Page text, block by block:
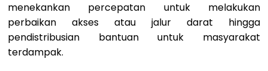
menekankan percepatan untuk melakukan
perbaikan akses atau jalur darat hingga
pendistribusian bantuan untuk masyarakat
terdampak.